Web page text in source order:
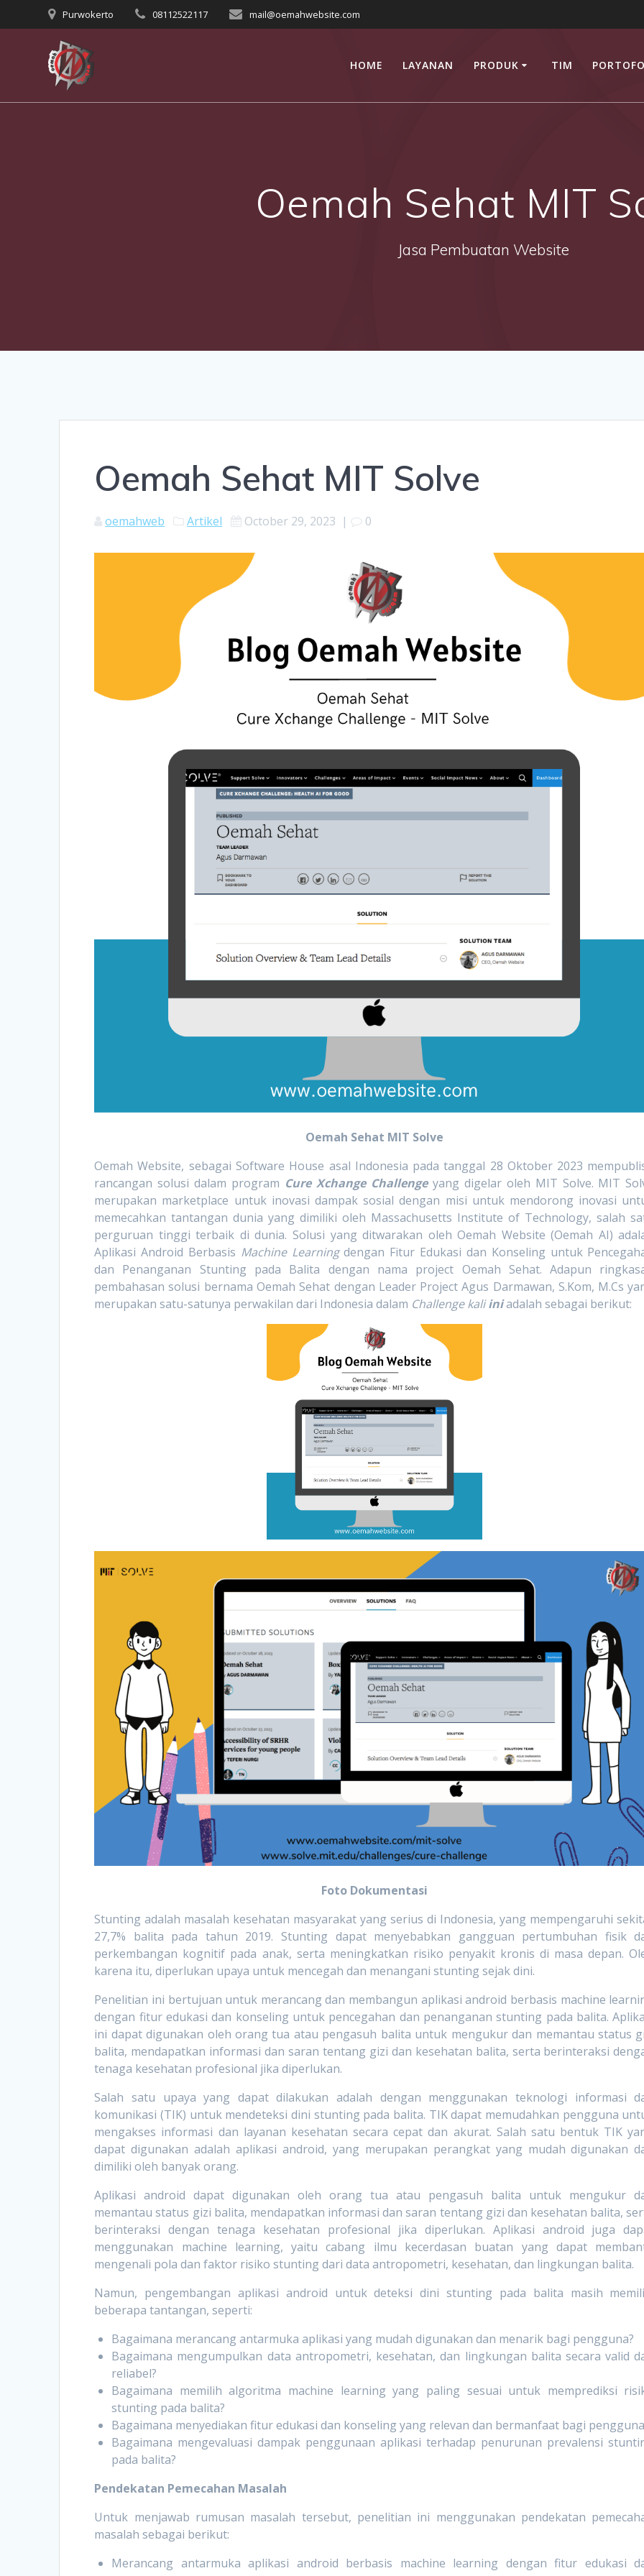
to
Purwokerto 08112522117 mail@oemahwebsite.com
HOME LAYANAN PRODUK TIM
Oemah Sehat MIT
Jasa Pembuatan Website
Oemah Sehat MIT Solve
oemahweb Artikel October 29, 2023 | 0
Oemah Sehat MIT Solve
Oemah Website, sebagai Software House asal Indonesia pada tanggal 28 Oktober 2023
rancangan solusi dalam program Cure Xchange Challengeyang digelar oleh MIT Solve. MIT
merupakan marketplace untuk inovasi dampak sosial dengan misi untuk mendorong inovasi
memecahkan tantangan dunia yang dimiliki oleh Massachusetts Institute of Technology, salah
perguruan tinggi terbaik di dunia. Solusi yang ditwarakan oleh Oemah Website (Oemah AI)
Aplikasi Android Berbasis Machine Learningdengan Fitur Edukasi dan Konseling untuk
dan Penanganan Stunting pada Balita dengan nama project Oemah Sehat. Adapun
pembahasan solusi bernama Oemah Sehat dengan Leader Project Agus Darmawan, S.Kom, M.Cs
merupakan satu-satunya perwakilan dari Indonesia dalam Challenge kaliiniadalah sebagai berikut:
Foto Dokumentasi
Stunting adalah masalah kesehatan masyarakat yang serius di Indonesia, yang mempengaruhi
27,7% balita pada tahun 2019. Stunting dapat menyebabkan gangguan pertumbuhan fisik
perkembangan kognitif pada anak, serta meningkatkan risiko penyakit kronis di masa depan.
karena itu, diperlukan upaya untuk mencegah dan menangani stunting sejak dini.
Penelitian ini bertujuan untuk merancang dan membangun aplikasi android berbasis machine
dengan fitur edukasi dan konseling untuk pencegahan dan penanganan stunting pada balita.
ini dapat digunakan oleh orang tua atau pengasuh balita untuk mengukur dan memantau status
balita, mendapatkan informasi dan saran tentang gizi dan kesehatan balita, serta berinteraksi
tenaga kesehatan profesional jika diperlukan.
Salah satu upaya yang dapat dilakukan adalah dengan menggunakan teknologi informasi
komunikasi (TIK) untuk mendeteksi dini stunting pada balita. TIK dapat memudahkan pengguna
mengakses informasi dan layanan kesehatan secara cepat dan akurat. Salah satu bentuk TIK
dapat digunakan adalah aplikasi android, yang merupakan perangkat yang mudah digunakan
dimiliki oleh banyak orang.
Aplikasi android dapat digunakan oleh orang tua atau pengasuh balita untuk mengukur
memantau status gizi balita, mendapatkan informasi dan saran tentang gizi dan kesehatan balita,
berinteraksi dengan tenaga kesehatan profesional jika diperlukan. Aplikasi android juga
menggunakan machine learning, yaitu cabang ilmu kecerdasan buatan yang dapat
mengenali pola dan faktor risiko stunting dari data antropometri, kesehatan, dan lingkungan balita.
Namun, pengembangan aplikasi android untuk deteksi dini stunting pada balita masih
beberapa tantangan, seperti:
Bagaimana merancang antarmuka aplikasi yang mudah digunakan dan menarik bagi pengguna?
Bagaimana mengumpulkan data antropometri, kesehatan, dan lingkungan balita secara valid
reliabel?
Bagaimana memilih algoritma machine learning yang paling sesuai untuk memprediksi
stunting pada balita?
Bagaimana menyediakan fitur edukasi dan konseling yang relevan dan bermanfaat bagi
Bagaimana mengevaluasi dampak penggunaan aplikasi terhadap penurunan prevalensi
pada balita?
Pendekatan Pemecahan Masalah
Untuk menjawab rumusan masalah tersebut, penelitian ini menggunakan pendekatan
masalah sebagai berikut:
Merancang antarmuka aplikasi android berbasis machine learning dengan fitur edukasi